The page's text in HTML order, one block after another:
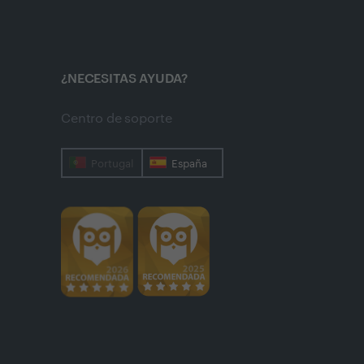
¿NECESITAS AYUDA?
Centro de soporte
Portugal España